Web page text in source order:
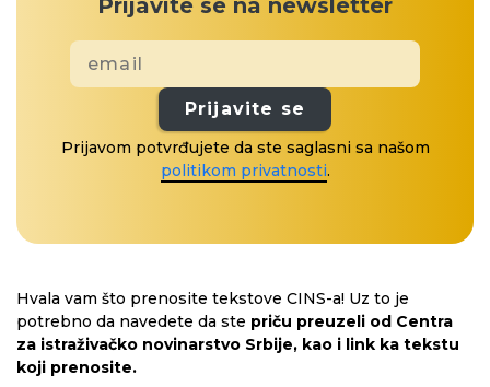
Prijavite se na newsletter
Prijavite se
Prijavom potvrđujete da ste saglasni sa našom
politikom privatnosti.
Hvala vam što prenosite tekstove CINS-a! Uz to je
potrebno da navedete da ste priču preuzeli od Centra
za istraživačko novinarstvo Srbije, kao i link ka tekstu
koji prenosite.